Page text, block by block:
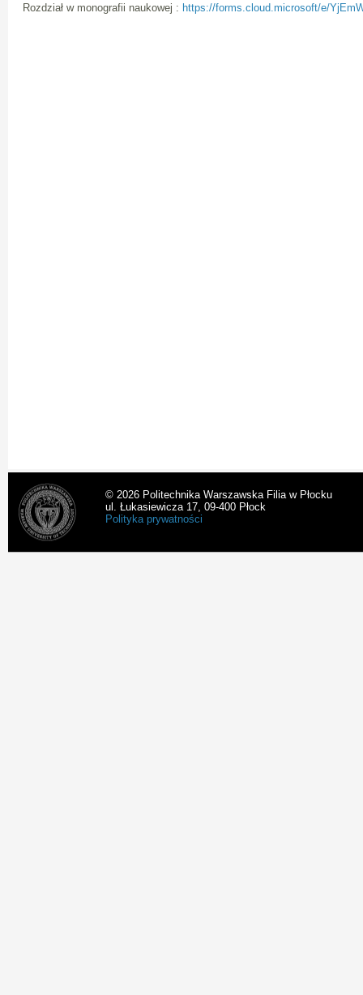
Rozdział w monografii naukowej : https://forms.cloud.microsoft/e/
© 2026 Politechnika Warszawska Filia w Płocku
ul. Łukasiewicza 17, 09-400 Płock
Polityka prywatności